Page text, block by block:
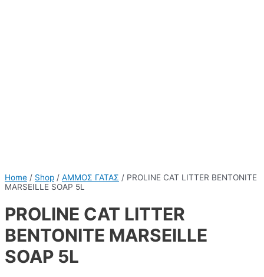
Home / Shop / ΑΜΜΟΣ ΓΑΤΑΣ / PROLINE CAT LITTER BENTONITE
MARSEILLE SOAP 5L
PROLINE CAT LITTER
BENTONITE MARSEILLE
SOAP 5L